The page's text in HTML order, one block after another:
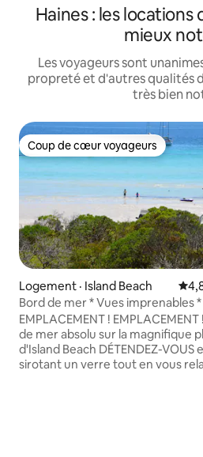
Haines : les locations
mieux
Les voyageurs sont
propreté et d'autres qualités
très bien
Coup de cœur voyageurs
Coup de cœur voyageurs
Logement · Island Beach
Bord de mer * Vues imprenables
Cheminée *
EMPLACEMENT ! EMPLACEMENT
de mer absolu sur la magnifique
d'Island Beach DÉTENDEZ-VOUS en
sirotant un verre tout en vous